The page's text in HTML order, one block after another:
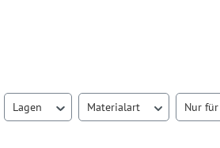
Lagen Materialart Nur